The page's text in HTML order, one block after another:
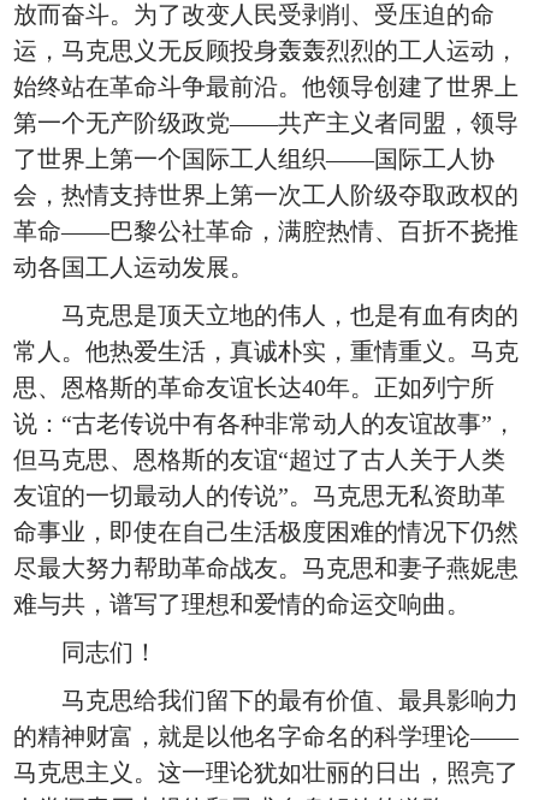
放而奋斗。为了改变人民受剥削、受压迫的命
运，马克思义无反顾投身轰轰烈烈的工人运动，
始终站在革命斗争最前沿。他领导创建了世界上
第一个无产阶级政党——共产主义者同盟，领导
了世界上第一个国际工人组织——国际工人协
会，热情支持世界上第一次工人阶级夺取政权的
革命——巴黎公社革命，满腔热情、百折不挠推
动各国工人运动发展。
马克思是顶天立地的伟人，也是有血有肉的
常人。他热爱生活，真诚朴实，重情重义。马克
思、恩格斯的革命友谊长达40年。正如列宁所
说：“古老传说中有各种非常动人的友谊故事”，
但马克思、恩格斯的友谊“超过了古人关于人类
友谊的一切最动人的传说”。马克思无私资助革
命事业，即使在自己生活极度困难的情况下仍然
尽最大努力帮助革命战友。马克思和妻子燕妮患
难与共，谱写了理想和爱情的命运交响曲。
同志们！
马克思给我们留下的最有价值、最具影响力
的精神财富，就是以他名字命名的科学理论——
马克思主义。这一理论犹如壮丽的日出，照亮了